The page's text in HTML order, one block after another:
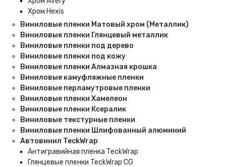
Хром Hexis
Виниловые пленки Матовый хром (Металлик)
Виниловые пленки Глянцевый металлик
Виниловые пленки под дерево
Виниловые пленки под кожу
Виниловые пленки Алмазная крошка
Виниловые камуфляжные пленки
Виниловые перламутровые пленки
Виниловые пленки Хамелеон
Виниловые пленки Ксералик
Виниловые текстурные пленки
Виниловые пленки Шлифованный алюминий
Автовинил TeckWrap
Антигравийная пленка TeckWrap
Глянцевые пленки TeckWrap CG